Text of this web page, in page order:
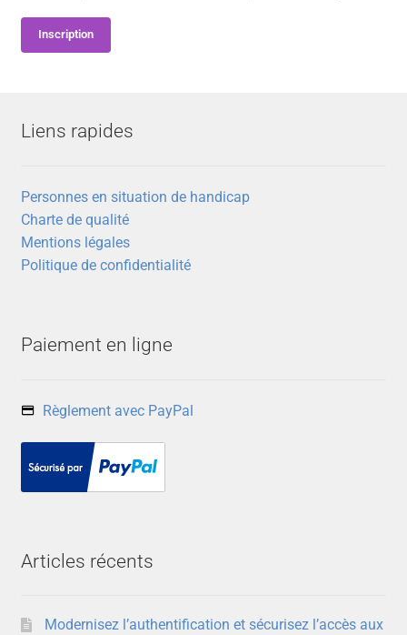
Inscription
Liens rapides
Personnes en situation de handicap
Charte de qualité
Mentions légales
Politique de confidentialité
Paiement en ligne
Règlement avec PayPal
Articles récents
Modernisez l’authentification et sécurisez l’accès aux